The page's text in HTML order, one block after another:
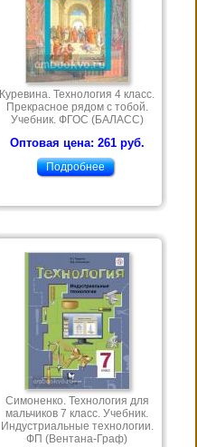
Куревина. Технология 4 класс.
Прекрасное рядом с тобой.
Учебник. ФГОС (БАЛАСС)
Оптовая цена: 261 руб.
Подробнее
Симоненко. Технология для
мальчиков 7 класс. Учебник.
Индустриальные технологии.
ФП (Вентана-Граф)